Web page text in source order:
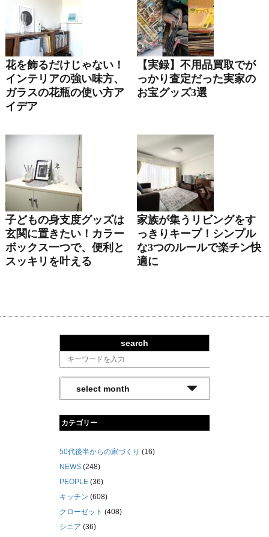
花を飾るだけじゃない！
インテリアの強い味方、
ガラスの花瓶の使い方ア
イデア
【実録】不用品買取でが
っかり査定だった実家の
お宝グッズ3選
子どもの身支度グッズは
玄関に置きたい！カラー
ボックス一つで、便利と
スッキリを叶える
家族が集うリビングをす
っきりキープ！シンプル
な3つのルールで楽チン快
適に
search
カテゴリー
50代後半からの家づくり (16)
NEWS (248)
PEOPLE (36)
キッチン (608)
クローゼット (408)
シニア (36)